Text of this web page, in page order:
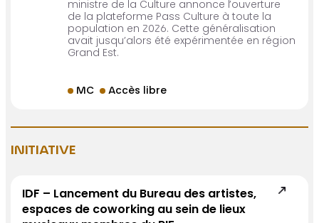
ministre de la Culture annonce l’ouverture
de la plateforme Pass Culture à toute la
population en 2026. Cette généralisation
avait jusqu’alors été expérimentée en région
Grand Est.
MC Accès libre
INITIATIVE
IDF – Lancement du Bureau des artistes,
espaces de coworking au sein de lieux